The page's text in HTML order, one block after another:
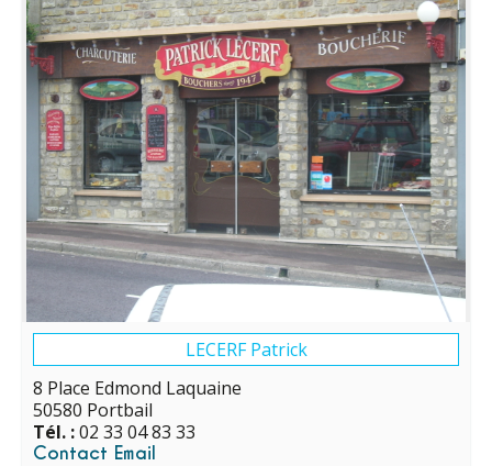
LECERF Patrick
8 Place Edmond Laquaine
50580 Portbail
Tél. :02 33 04 83 33
Contact Email